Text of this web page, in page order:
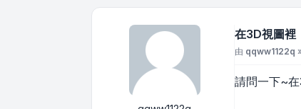
在3D視圖裡
文章
由 qqww1122q »
請問一下~